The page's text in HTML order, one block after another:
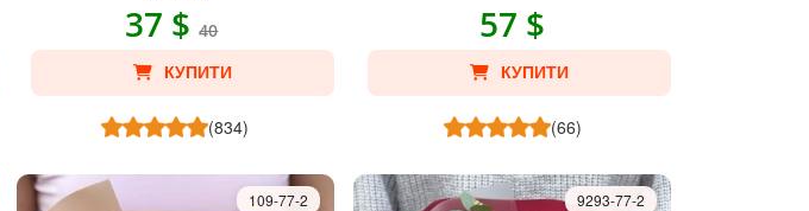
37 $40
КУПИТИ
(834)
57 $
КУПИТИ
(66)
109-77-2 9293-77-2